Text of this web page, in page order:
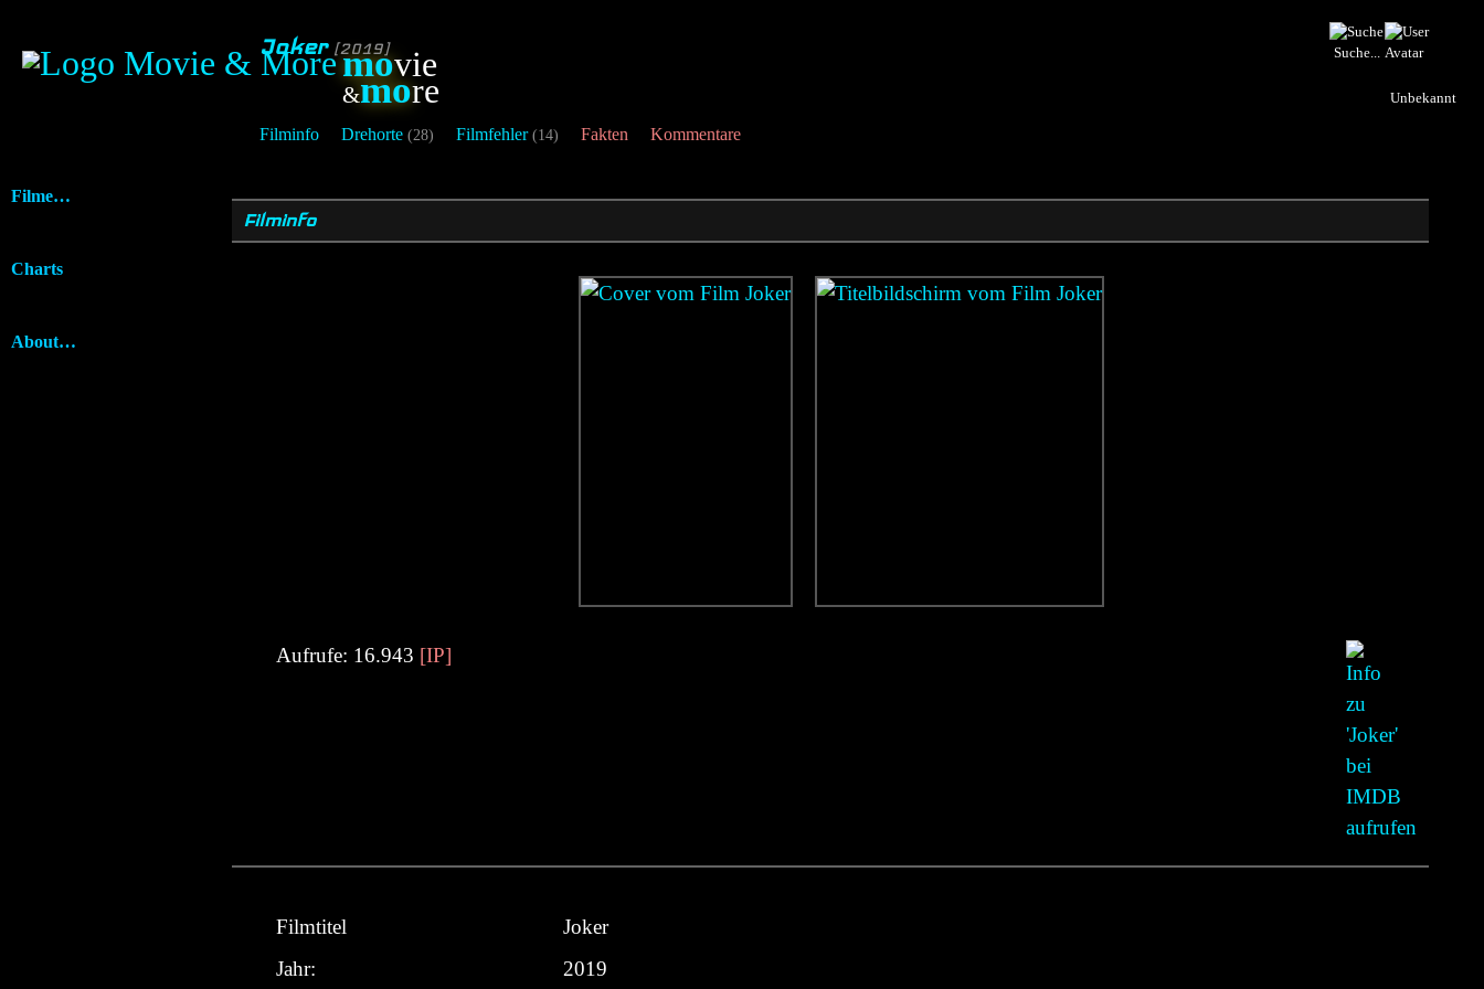
movie
&more
Suche...
Unbekannt
Joker [2019]
Filminfo Drehorte (28) Filmfehler (14) Fakten Kommentare
Filme…
Charts
About…
Filminfo
Aufrufe: 16.943 [IP]
Filmtitel
Joker
Jahr:
2019